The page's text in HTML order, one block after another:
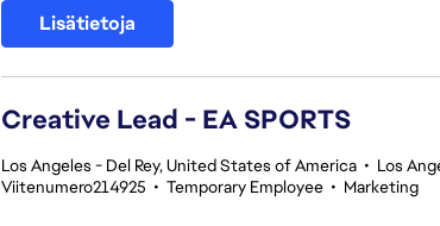
Lisätietoja
Creative Lead - EA SPORTS
Los Angeles - Del Rey, United States of America • Los
Viitenumero214925 • Temporary Employee • Marketing